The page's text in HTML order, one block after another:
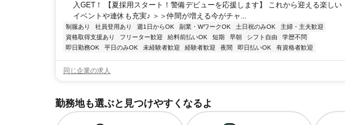
入GET！ 【夏採用スタート！警備デビューを応援します】 これから迎える楽しい
イベントや連休も充実♪ ＞＞仲間が増える今がチャ...
制服あり 社員登用あり 週1日からOK 副業・WワークOK 土日祝のみOK
主婦・主夫歓迎
資格取得支援あり
フリーター歓迎 給料前払いOK 短期 早朝 シフト自由
学歴不問
即日勤務OK
平日のみOK 未経験者歓迎 経験者歓迎 夜間 即日払いOK 有資格者歓迎
同じ企業の求人
勤務地も選ぶと見つけやすくなるよ